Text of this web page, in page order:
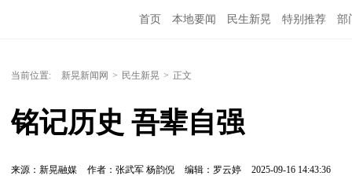
首页 本地要闻 民生新晃 特别推荐 部
当前位置: 新晃新闻网 > 民生新晃 > 正文
铭记历史 吾辈自强
来源：新晃融媒 作者：张武军 杨韵倪 编辑：罗云婷 2025-09-16 14:43:36